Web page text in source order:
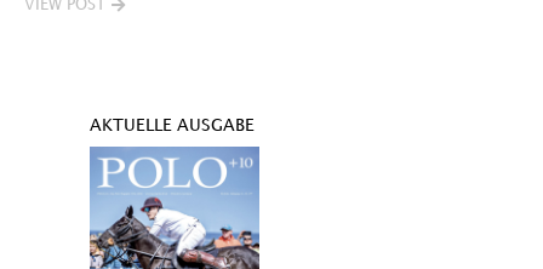
VIEW POST
AKTUELLE AUSGABE